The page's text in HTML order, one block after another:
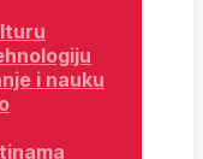
i nauku